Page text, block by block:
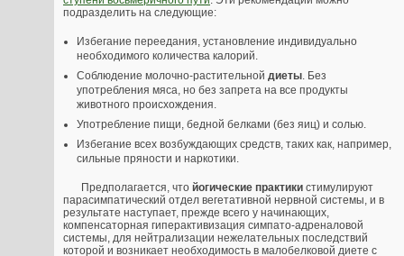
подразделить на следующие:
Избегание переедания, установление индивидуально
необходимого количества калорий.
Соблюдение молочно-растительной диеты. Без
употребления мяса, но без запрета на все продукты
животного происхождения.
Употребление пищи, бедной белками (без яиц) и солью.
Избегание всех возбуждающих средств, таких как, например,
сильные пряности и наркотики.
Предполагается, что йогические практики стимулируют
парасимпатический отдел вегетативной нервной системы, и в
результате наступает, прежде всего у начинающих,
компенсаторная гиперактивизация симпато-адреналовой
системы, для нейтрализации нежелательных последствий
которой и возникает необходимость в малобелковой диете с